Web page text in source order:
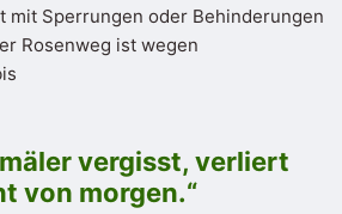
mit Sperrungen oder Behinderungen
Rosenweg ist wegen
vergisst, verliert
von morgen.“